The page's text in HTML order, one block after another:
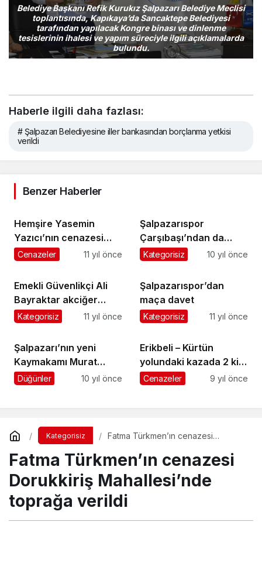
Belediye Başkanı Refik Kurukız Şalpazarı Belediye Meclisi
toplantısında, Kapıkaya’da Sancaktepe Belediyesi
tarafından yapılacak Kongre binası ve dinlenme
tesislerinin ihalesi ve yapım süreciyle ilgili açıklamalarda
bulundu.
Haberle ilgili daha fazlası:
# Şalpazarı Belediyesine iller bankasından borçlanma yetkisi
verildi
Benzer Haberler
Hemşire Yasemin
Yazıcı’nın cenazesi
İzmir’de toprağa verildi
Cenazeler 11 yıl önce
Şalpazarıspor
Çarşıbaşı’ndan da
puansız döndü
Kategorisiz 10 yıl önce
Emekli Güvenlikçi Ali
Bayraktar akciğer
kanserine yenildi
Kategorisiz 11 yıl önce
Şalpazarıspor’dan
maça davet
Kategorisiz 11 yıl önce
Şalpazarı’nın yeni
Kaymakamı Murat
Beşikçi görevine
Düğünler 10 yıl önce
Erikbeli – Kürtün
yolundaki kazada 2 kişi
hayatını kaybetti
Cenazeler 9 yıl önce
Kategorisiz
Fatma Türkmen’ın cenazesi
verildi
Fatma Türkmen’ın cenazesi
Dorukkiriş Mahallesi’nde
toprağa verildi